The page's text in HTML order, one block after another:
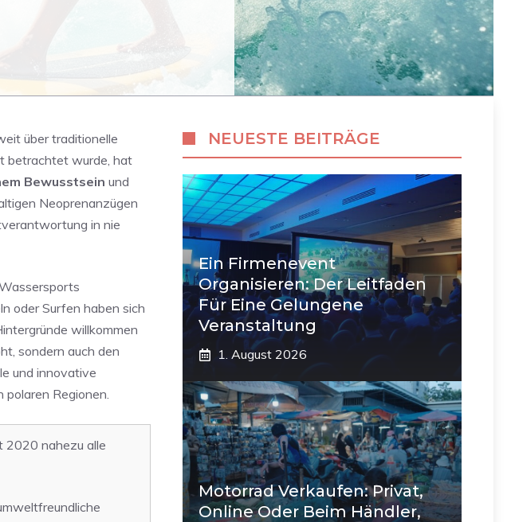
über traditionelle
betrachtet wurde, hat
Bewusstsein und
Neoprenanzügen
in nie
oder Surfen haben sich
willkommen
sondern auch den
und innovative
Regionen.
2020 nahezu alle
NEUESTE BEITRÄGE
Ein Firmenevent
Organisieren: Der Leitfaden
Für Eine Gelungene
Veranstaltung
1. August 2026
Motorrad Verkaufen: Privat,
Online Oder Beim Händler,